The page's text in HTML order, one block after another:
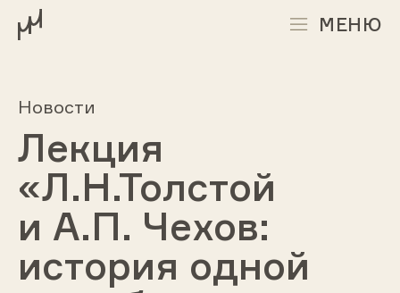
МЕНЮ
Новости
Лекция
«Л.Н.Толстой
и А.П. Чехов:
история одной